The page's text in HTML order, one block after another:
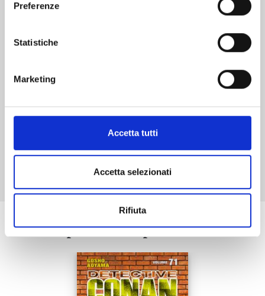
Preferenze
Statistiche
Marketing
Accetta tutti
Accetta selezionati
Rifiuta
Mostra tutto
Se ti è piaciuto prova anche: